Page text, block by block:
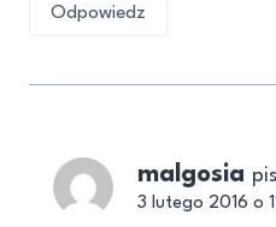
Odpowiedz
malgosia
3 lutego 2016 o